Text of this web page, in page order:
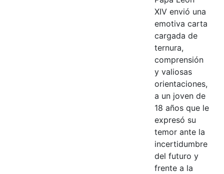
XIV envió una
emotiva carta
cargada de
ternura,
comprensión
y valiosas
orientaciones,
a un joven de
18 años que le
expresó su
temor ante la
incertidumbre
del futuro y
frente a la